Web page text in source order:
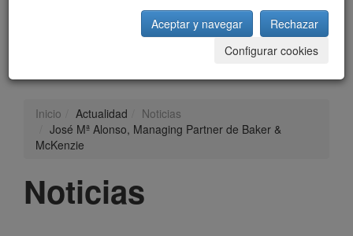
Inicio Actualidad
Noticias
José Mª Alonso, Managing Partner de Baker &
McKenzie
Noticias
Aceptar y navegar
Rechazar
Configurar cookies